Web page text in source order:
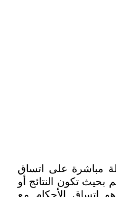
مباشرة على اتساق
بحيث تكون النتائج أو